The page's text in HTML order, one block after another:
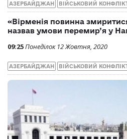
АЗЕРБАЙДЖАН ВІЙСЬКОВИЙ
«Вірменія повинна
назвав умови перемир’я у
09:25Понеділок 12 Жовтня, 2020
АЗЕРБАЙДЖАН ВІЙСЬКОВИЙ